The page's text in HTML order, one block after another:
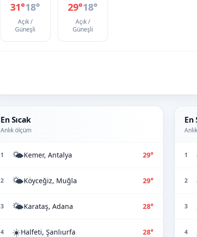
31°18°
Açık /
Güneşli
29°18°
Açık /
Güneşli
En Sıcak
Anlık ölçüm
1 🌤️Kemer, Antalya 29°
2 🌤️Köyceğiz, Muğla 29°
3 🌤️Karataş, Adana 28°
4 ☀️Halfeti, Şanlıurfa 28°
En
1
2
3
4